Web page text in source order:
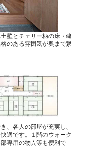
壁とチェリー柄の床・建
のある雰囲気が奥まで繋
、各人の部屋が充実し、
適です。１階のウォーク
専用の物入等も便利で